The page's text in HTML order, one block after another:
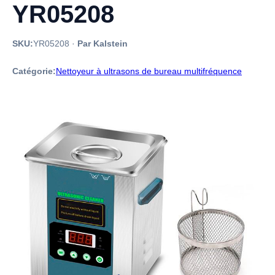
YR05208
SKU:YR05208 · Par Kalstein
Catégorie:Nettoyeur à ultrasons de bureau multifréquence